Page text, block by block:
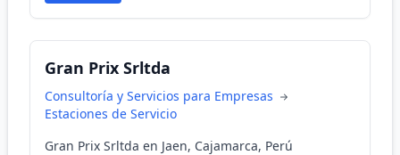
Gran Prix Srltda
Consultoría y Servicios para Empresas
Estaciones de Servicio
Gran Prix Srltda en Jaen, Cajamarca, Perú